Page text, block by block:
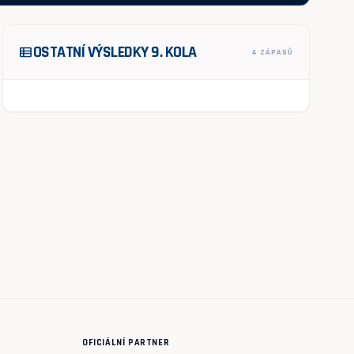
view_listOSTATNÍ VÝSLEDKY 9. KOLA 4 ZÁPASŮ
OFICIÁLNÍ PARTNER